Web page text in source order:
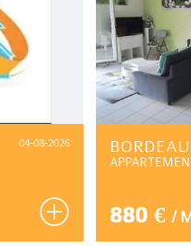
04-08-2026
880 €/